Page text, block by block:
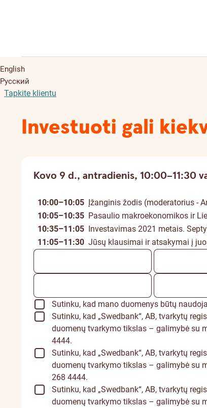
English
Русский
Tapkite klientu
Investuoti gali
Kovo 9 d., antradienis, 10:00–11:30
10:00–10:05 Įžanginis žodis (moderatorius -
10:05–10:35 Pasaulio makroekonomikos ir
10:35–11:05 Investavimas 2021 metais.
11:05–11:30 Jūsų klausimai ir atsakymai į
Sutinku, kad mano duomenys būtų
Sutinku, kad „Swedbank“, AB, tvarkytų
duomenų tvarkymo tikslas – galimybė su
4444.
Sutinku, kad „Swedbank“, AB, tvarkytų
duomenų tvarkymo tikslas – galimybė su
268 4444.
Sutinku, kad „Swedbank“, AB, tvarkytų
duomenų tvarkymo tikslas – galimybė su